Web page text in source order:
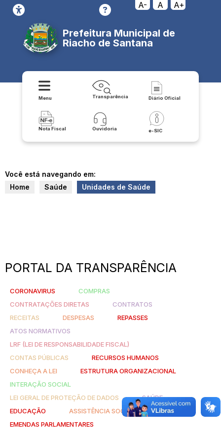
A- A A+
Prefeitura Municipal de
Riacho de Santana
Menu Transparência Diário Oficial
Nota Fiscal Ouvidoria e-SIC
Você está navegando em:
Home
Saúde Unidades de Saúde
PORTAL DA TRANSPARÊNCIA
CORONAVIRUS
COMPRAS
CONTRATAÇÕES DIRETAS
CONTRATOS
RECEITAS
DESPESAS
REPASSES
ATOS NORMATIVOS
LRF (LEI DE RESPONSABILIDADE FISCAL)
CONTAS PÚBLICAS
RECURSOS HUMANOS
CONHEÇA A LEI
ESTRUTURA ORGANIZACIONAL
INTERAÇÃO SOCIAL
LEI GERAL DE PROTEÇÃO DE DADOS
SAÚDE
EDUCAÇÃO
ASSISTÊNCIA SOCIAL
EMENDAS PARLAMENTARES